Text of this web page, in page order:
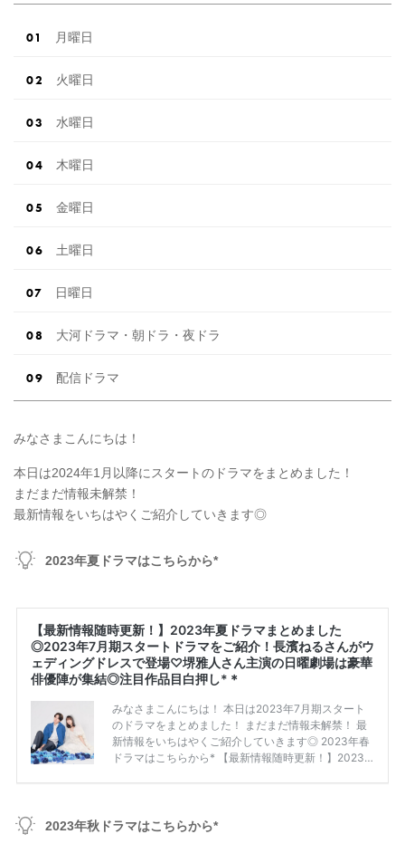
月曜日
火曜日
水曜日
木曜日
金曜日
土曜日
日曜日
大河ドラマ・朝ドラ・夜ドラ
配信ドラマ
みなさまこんにちは！
本日は2024年1月以降にスタートのドラマをまとめました！
まだまだ情報未解禁！
最新情報をいちはやくご紹介していきます◎
2023年夏ドラマはこちらから*
2023年秋ドラマはこちらから*